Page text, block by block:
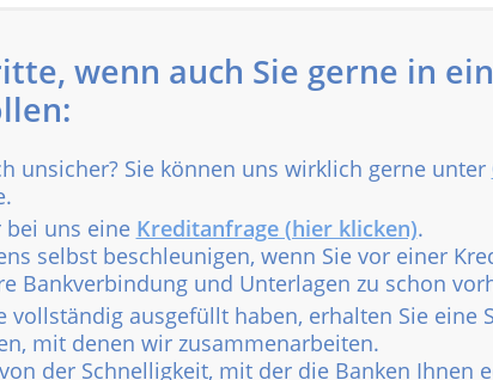
wenn auch Sie gerne in
unsicher? Sie können uns wirklich gerne unter
bei uns eine Kreditanfrage (hier klicken).
selbst beschleunigen, wenn Sie vor einer
Bankverbindung und Unterlagen zu schon
vollständig ausgefüllt haben, erhalten Sie eine
mit denen wir zusammenarbeiten.
der Schnelligkeit, mit der die Banken Ihnen